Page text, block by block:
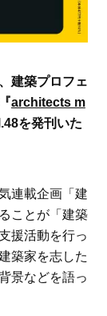
建築プロフェ
architects m
を発刊いた
連載企画「建
ことが「建築
援活動を行っ
築家を志した
景などを語っ